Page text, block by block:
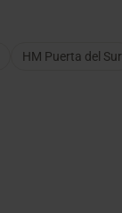
HM Puerta del Sur